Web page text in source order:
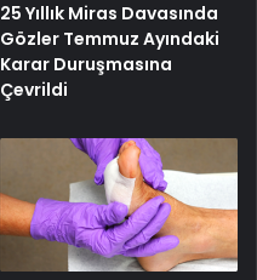
25 Yıllık Miras Davasında
Gözler Temmuz Ayındaki
Karar Duruşmasına
Çevrildi